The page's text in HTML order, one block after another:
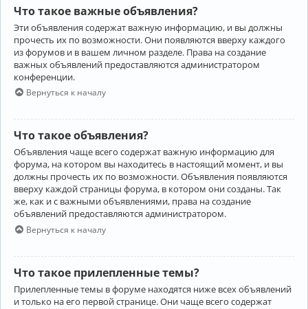
Что такое важные объявления?
Эти объявления содержат важную информацию, и вы должны
прочесть их по возможности. Они появляются вверху каждого
из форумов и в вашем личном разделе. Права на создание
важных объявлений предоставляются администратором
конференции.
Вернуться к началу
Что такое объявления?
Объявления чаще всего содержат важную информацию для
форума, на котором вы находитесь в настоящий момент, и вы
должны прочесть их по возможности. Объявления появляются
вверху каждой страницы форума, в котором они созданы. Так
же, как и с важными объявлениями, права на создание
объявлений предоставляются администратором.
Вернуться к началу
Что такое прилепленные темы?
Прилепленные темы в форуме находятся ниже всех объявлений
и только на его первой странице. Они чаще всего содержат